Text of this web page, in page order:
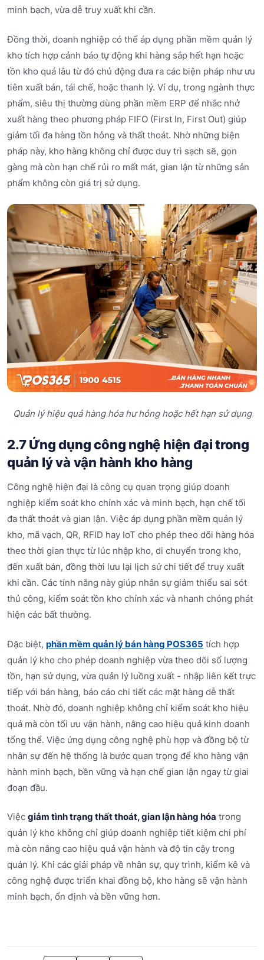
minh bạch, vừa dễ truy xuất khi cần.
Đồng thời, doanh nghiệp có thể áp dụng phần mềm quản lý
kho tích hợp cảnh báo tự động khi hàng sắp hết hạn hoặc
tồn kho quá lâu từ đó chủ động đưa ra các biện pháp như ưu
tiên xuất bán, tái chế, hoặc thanh lý. Ví dụ, trong ngành thực
phẩm, siêu thị thường dùng phần mềm ERP để nhắc nhở
xuất hàng theo phương pháp FIFO (First In, First Out) giúp
giảm tối đa hàng tồn hỏng và thất thoát. Nhờ những biện
pháp này, kho hàng không chỉ được duy trì sạch sẽ, gọn
gàng mà còn hạn chế rủi ro mất mát, gian lận từ những sản
phẩm không còn giá trị sử dụng.
Quản lý hiệu quả hàng hóa hư hỏng hoặc hết hạn sử dụng
2.7 Ứng dụng công nghệ hiện đại trong
quản lý và vận hành kho hàng
Công nghệ hiện đại là công cụ quan trọng giúp doanh
nghiệp kiểm soát kho chính xác và minh bạch, hạn chế tối
đa thất thoát và gian lận. Việc áp dụng phần mềm quản lý
kho, mã vạch, QR, RFID hay IoT cho phép theo dõi hàng hóa
theo thời gian thực từ lúc nhập kho, di chuyển trong kho,
đến xuất bán, đồng thời lưu lại lịch sử chi tiết để truy xuất
khi cần. Các tính năng này giúp nhân sự giảm thiểu sai sót
thủ công, kiểm soát tồn kho chính xác và nhanh chóng phát
hiện các bất thường.
Đặc biệt, phần mềm quản lý bán hàng POS365 tích hợp
quản lý kho cho phép doanh nghiệp vừa theo dõi số lượng
tồn, hạn sử dụng, vừa quản lý luồng xuất - nhập liên kết trực
tiếp với bán hàng, báo cáo chi tiết các mặt hàng dễ thất
thoát. Nhờ đó, doanh nghiệp không chỉ kiểm soát kho hiệu
quả mà còn tối ưu vận hành, nâng cao hiệu quả kinh doanh
tổng thể. Việc ứng dụng công nghệ phù hợp và đồng bộ từ
nhân sự đến hệ thống là bước quan trọng để kho hàng vận
hành minh bạch, bền vững và hạn chế gian lận ngay từ giai
đoạn đầu.
Việc giảm tình trạng thất thoát, gian lận hàng hóa trong
quản lý kho không chỉ giúp doanh nghiệp tiết kiệm chi phí
mà còn nâng cao hiệu quả vận hành và độ tin cậy trong
quản lý. Khi các giải pháp về nhân sự, quy trình, kiểm kê và
công nghệ được triển khai đồng bộ, kho hàng sẽ vận hành
minh bạch, ổn định và bền vững hơn.